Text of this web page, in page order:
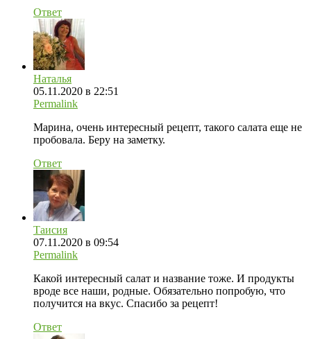
Ответ
Наталья
05.11.2020 в 22:51
Permalink
Марина, очень интересный рецепт, такого салата еще не
пробовала. Беру на заметку.
Ответ
Таисия
07.11.2020 в 09:54
Permalink
Какой интересный салат и название тоже. И продукты
вроде все наши, родные. Обязательно попробую, что
получится на вкус. Спасибо за рецепт!
Ответ